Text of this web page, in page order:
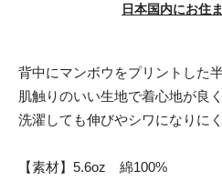
日本国内にお住
背中にマンボウをプリントした
肌触りのいい生地で着心地が良
洗濯しても伸びやシワになりに
【素材】5.6oz 綿100%